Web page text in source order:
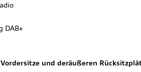
DAB+
und deräußeren